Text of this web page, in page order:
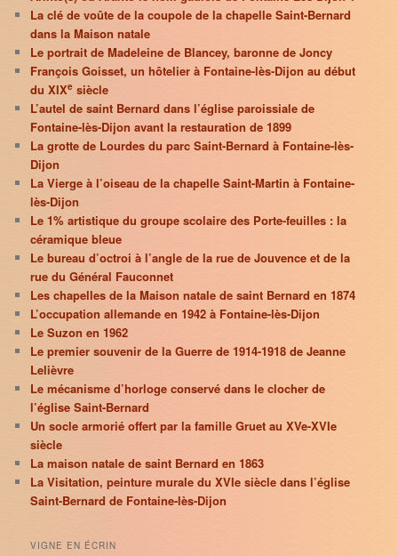
La clé de voûte de la coupole de la chapelle Saint-Bernard
dans la Maison natale
Le portrait de Madeleine de Blancey, baronne de Joncy
François Goisset, un hôtelier à Fontaine-lès-Dijon au début
du XIXe siècle
L’autel de saint Bernard dans l’église paroissiale de
Fontaine-lès-Dijon avant la restauration de 1899
La grotte de Lourdes du parc Saint-Bernard à Fontaine-lès-
Dijon
La Vierge à l’oiseau de la chapelle Saint-Martin à Fontaine-
lès-Dijon
Le 1% artistique du groupe scolaire des Porte-feuilles : la
céramique bleue
Le bureau d’octroi à l’angle de la rue de Jouvence et de la
rue du Général Fauconnet
Les chapelles de la Maison natale de saint Bernard en 1874
L’occupation allemande en 1942 à Fontaine-lès-Dijon
Le Suzon en 1962
Le premier souvenir de la Guerre de 1914-1918 de Jeanne
Lelièvre
Le mécanisme d’horloge conservé dans le clocher de
l’église Saint-Bernard
Un socle armorié offert par la famille Gruet au XVe-XVIe
siècle
La maison natale de saint Bernard en 1863
La Visitation, peinture murale du XVIe siècle dans l’église
Saint-Bernard de Fontaine-lès-Dijon
VIGNE EN ÉCRIN